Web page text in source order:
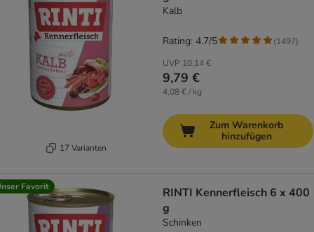
17 Varianten
Kalb
UVP 10,14 €
9,79 €
4,08 € / kg
Rating: 4.7/5 (1497)
Zum Warenkorb
hinzufügen
Favorit
RINTI Kennerfleisch 6 x 400
g
Schinken